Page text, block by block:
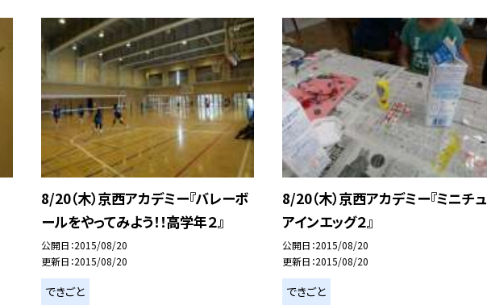
8/20（木）京西アカデミー『バレーボ
ールをやってみよう！！高学年２』
公開日 2015/08/20
更新日 2015/08/20
できごと
8/20（木）京西アカデミー『ミニチュ
アインエッグ２』
公開日 2015/08/20
更新日 2015/08/20
できごと